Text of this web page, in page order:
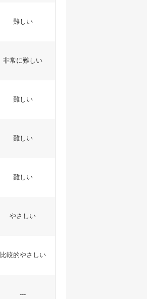
難しい
非常に難しい
難しい
難しい
難しい
やさしい
比較的やさしい
---